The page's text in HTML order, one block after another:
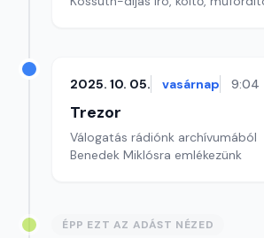
2025. 10. 05. vasárnap 9:04
Trezor
Válogatás rádiónk archívumából
Benedek Miklósra emlékezünk
ÉPP EZT AZ ADÁST NÉZED